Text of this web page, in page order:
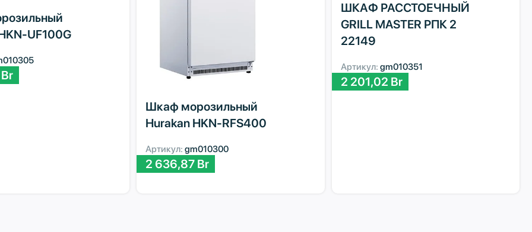
UF100G
Br
Шкаф морозильный
Hurakan HKN-RFS400
Артикул: gm010300
2 636,87 Br
ШКАФ РАССТОЕЧНЫЙ
GRILL MASTER РПК 2
22149
Артикул: gm010351
2 201,02 Br